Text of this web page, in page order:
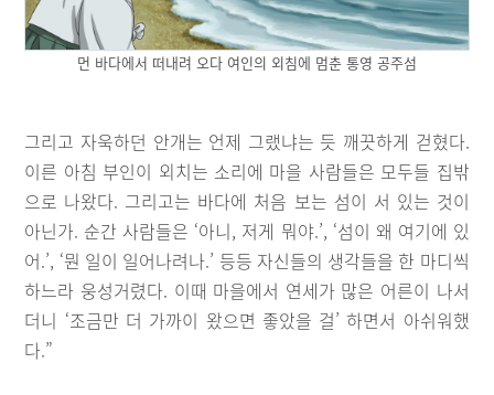
먼 바다에서 떠내려 오다 여인의 외침에 멈춘 통영 공주섬
그리고 자욱하던 안개는 언제 그랬냐는 듯 깨끗하게 걷혔다.
이른 아침 부인이 외치는 소리에 마을 사람들은 모두들 집밖
으로 나왔다. 그리고는 바다에 처음 보는 섬이 서 있는 것이
아닌가. 순간 사람들은 ‘아니, 저게 뭐야.’, ‘섬이 왜 여기에 있
어.’, ‘뭔 일이 일어나려나.’ 등등 자신들의 생각들을 한 마디씩
하느라 웅성거렸다. 이때 마을에서 연세가 많은 어른이 나서
더니 ‘조금만 더 가까이 왔으면 좋았을 걸’ 하면서 아쉬워했
다.”